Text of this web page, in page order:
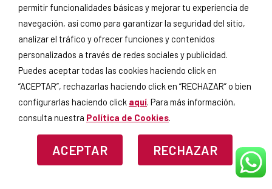
NEWSLETTER
Si continúas, aceptas lapolítica
CERTIFICADOS
permitir funcionalidades básicas y mejorar tu experiencia de
navegación, así como para garantizar la seguridad del sitio,
analizar el tráfico y ofrecer funciones y contenidos
personalizados a través de redes sociales y publicidad.
Puedes aceptar todas las cookies haciendo click en
“ACEPTAR”, rechazarlas haciendo click en “RECHAZAR” o bien
configurarlas haciendo click aquí. Para más información,
consulta nuestra Política de Cookies.
ACEPTAR RECHAZAR